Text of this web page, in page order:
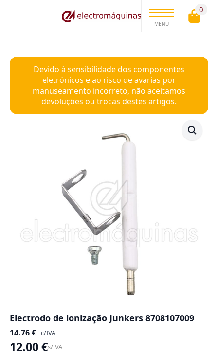
MENU
0
Devido à sensibilidade dos componentes
eletrónicos e ao risco de avarias por
manuseamento incorreto, não aceitamos
devoluções ou trocas destes artigos.
Electrodo de ionização Junkers 8708107009
14.76€ c/IVA
12.00€s/IVA